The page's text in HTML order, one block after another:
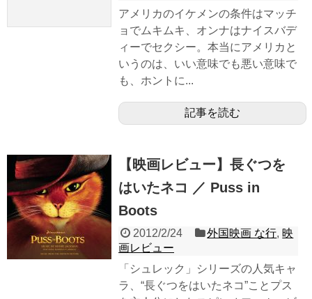
アメリカのイケメンの条件はマッチ
ョでムキムキ、オンナはナイスバデ
ィーでセクシー。本当にアメリカと
いうのは、いい意味でも悪い意味で
も、ホントに...
記事を読む
【映画レビュー】長ぐつを
はいたネコ ／ Puss in
Boots
2012/2/24 外国映画 な行, 映
画レビュー
「シュレック」シリーズの人気キャ
ラ、“長ぐつをはいたネコ”ことプス